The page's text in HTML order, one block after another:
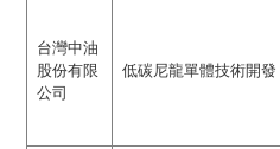
台灣中油
股份有限
公司
低碳尼龍單體技術開發